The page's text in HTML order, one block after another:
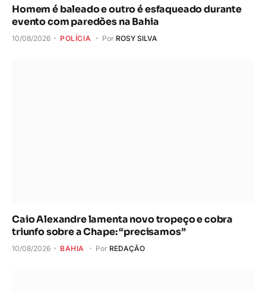
Homem é baleado e outro é esfaqueado durante
evento com paredões na Bahia
10/08/2026 POLÍCIA Por ROSY SILVA
Caio Alexandre lamenta novo tropeço e cobra
triunfo sobre a Chape: “precisamos”
10/08/2026 BAHIA Por REDAÇÃO